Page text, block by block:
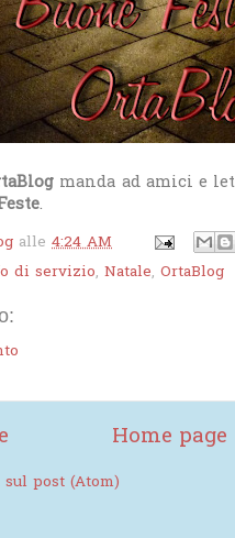
manda ad amici e
.
alle 4:24 AM
di servizio, Natale, OrtaBlog
Home page
post (Atom)